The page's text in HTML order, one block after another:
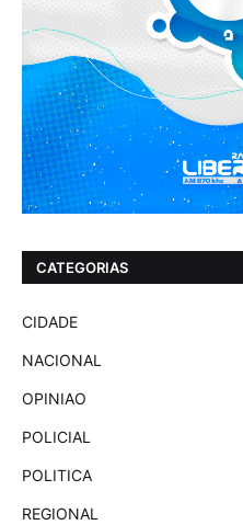
CATEGORIAS
CIDADE
NACIONAL
OPINIAO
POLICIAL
POLITICA
REGIONAL